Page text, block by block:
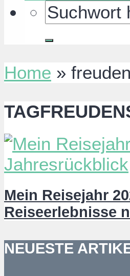
Home »
Mein Reisejahr
Reiseerlebnisse
NEUESTE